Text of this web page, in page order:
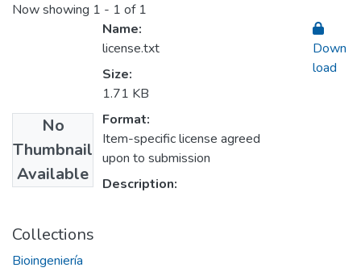
Now showing 1 - 1 of 1
No
Thumbnail
Available
Name:
license.txt
Size:
1.71 KB
Format:
Item-specific license agreed
upon to submission
Description:
Down
load
Collections
Bioingeniería